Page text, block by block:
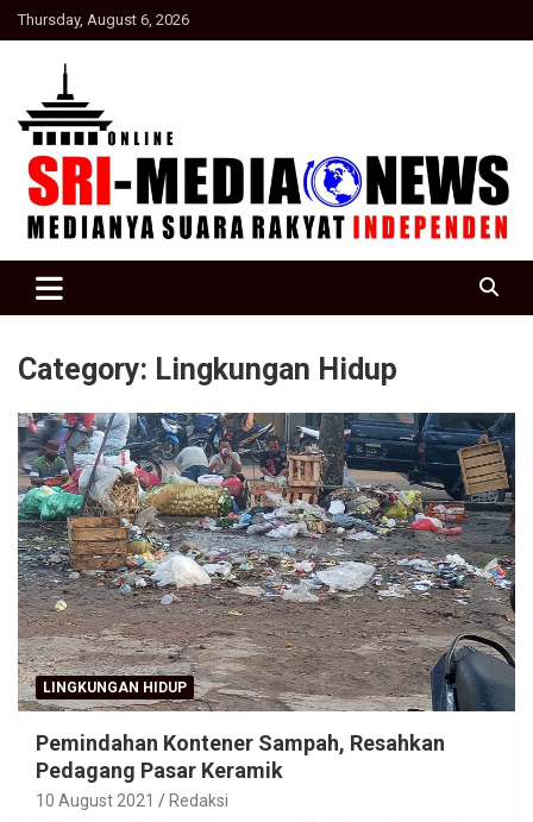
Skip
to
Thursday, August 6, 2026
SRI Media news
Category: Lingkungan Hidup
LINGKUNGAN HIDUP
Pemindahan Kontener Sampah, Resahkan
Pedagang Pasar Keramik
10 August 2021 Redaksi